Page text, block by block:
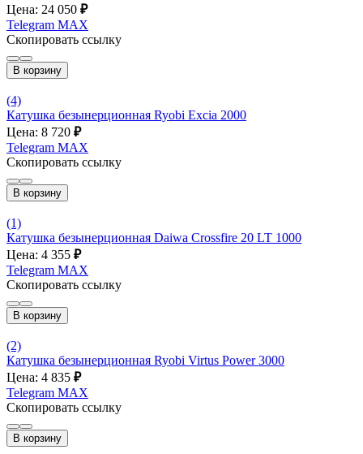
Цена: 24 050 ₽
Telegram MAX
Скопировать ссылку
В корзину
(4)
Катушка безынерционная Ryobi Excia 2000
Цена: 8 720 ₽
Telegram MAX
Скопировать ссылку
В корзину
(1)
Катушка безынерционная Daiwa Crossfire 20 LT 1000
Цена: 4 355 ₽
Telegram MAX
Скопировать ссылку
В корзину
(2)
Катушка безынерционная Ryobi Virtus Power 3000
Цена: 4 835 ₽
Telegram MAX
Скопировать ссылку
В корзину